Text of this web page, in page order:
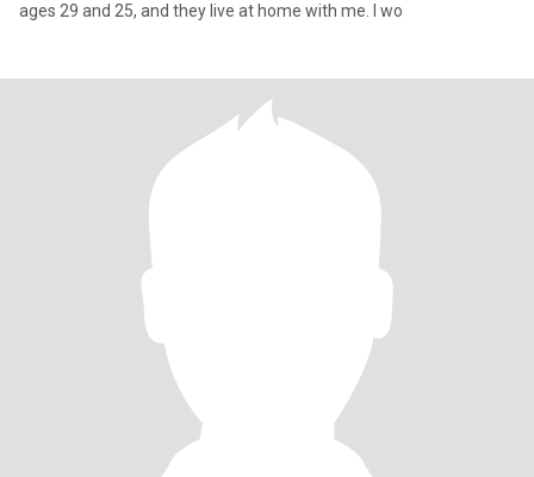
ages 29 and 25, and they live at home with me. I wo